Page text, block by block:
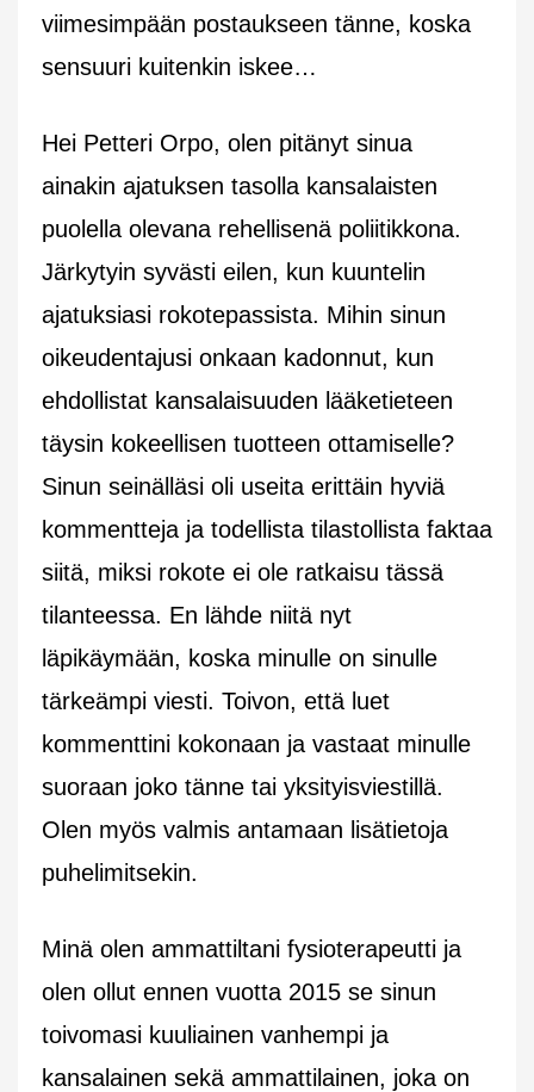
viimesimpään postaukseen tänne, koska
sensuuri kuitenkin iskee…
Hei Petteri Orpo, olen pitänyt sinua
ainakin ajatuksen tasolla kansalaisten
puolella olevana rehellisenä poliitikkona.
Järkytyin syvästi eilen, kun kuuntelin
ajatuksiasi rokotepassista. Mihin sinun
oikeudentajusi onkaan kadonnut, kun
ehdollistat kansalaisuuden lääketieteen
täysin kokeellisen tuotteen ottamiselle?
Sinun seinälläsi oli useita erittäin hyviä
kommentteja ja todellista tilastollista faktaa
siitä, miksi rokote ei ole ratkaisu tässä
tilanteessa. En lähde niitä nyt
läpikäymään, koska minulle on sinulle
tärkeämpi viesti. Toivon, että luet
kommenttini kokonaan ja vastaat minulle
suoraan joko tänne tai yksityisviestillä.
Olen myös valmis antamaan lisätietoja
puhelimitsekin.
Minä olen ammattiltani fysioterapeutti ja
olen ollut ennen vuotta 2015 se sinun
toivomasi kuuliainen vanhempi ja
kansalainen sekä ammattilainen, joka on